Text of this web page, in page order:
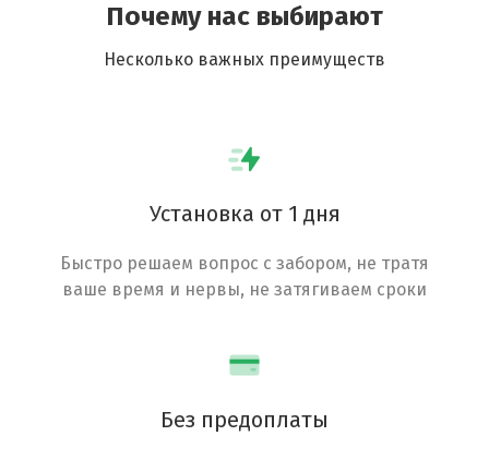
Почему нас выбирают
Несколько важных преимуществ
Установка от 1 дня
Быстро решаем вопрос с забором, не тратя
ваше время и нервы, не затягиваем сроки
Без предоплаты